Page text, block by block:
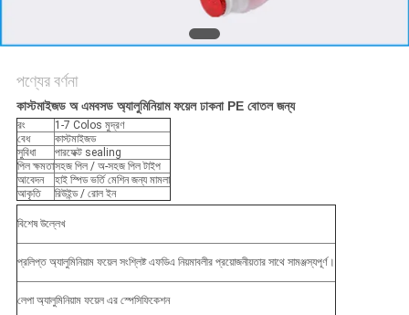
পণ্যের বর্ণনা
কাস্টমাইজড অ এমবসড অ্যালুমিনিয়াম ফয়েল ঢাকনা PE বোতল জন্য
রং
1-7 Colos মুদ্রণ
বেধ
কাস্টমাইজড
সুবিধা
পারফেক্ট sealing
পিল ক্ষমতাসহজ পিল / অ-সহজ পিল টাইপ
আবেদন
হাই স্পিড ভর্তি মেশিন জন্য মামলা
আকৃতি
রিউইন্ড / রোল ইন
বিশেষ উল্লেখ
প্রলিপ্ত অ্যালুমিনিয়াম ফয়েল সংশ্লিষ্ট এফডিএ নিয়মাবলীর প্রয়োজনীয়তার সাথে সামঞ্জস্যপূর্ণ।
লেপা অ্যালুমিনিয়াম ফয়েল এর স্পেসিফিকেশন